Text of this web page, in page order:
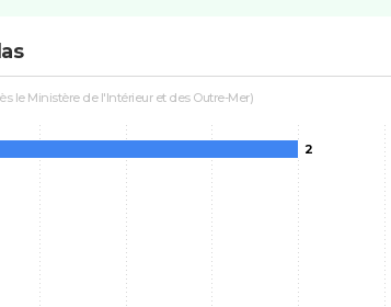
le Ministère de l'Intérieur et des Outre-Mer)
2